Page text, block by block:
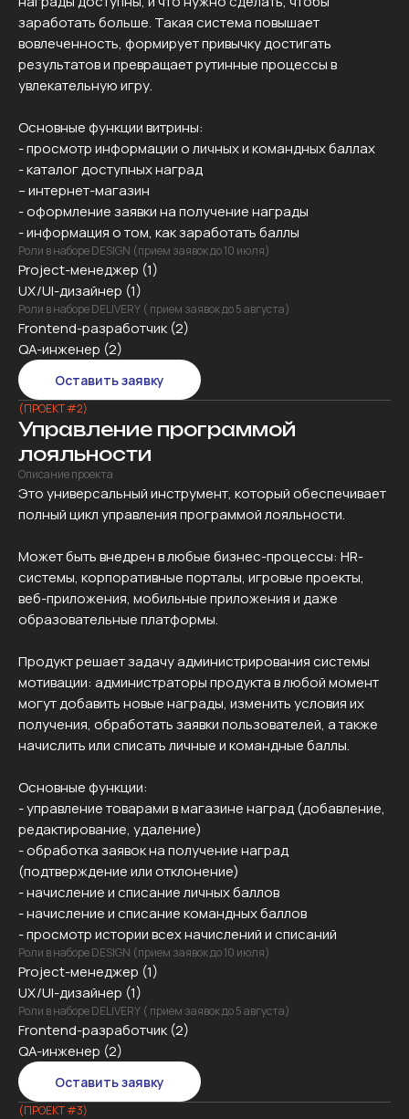
заработать больше. Такая система повышает
вовлеченность, формирует привычку достигать
результатов и превращает рутинные процессы в
увлекательную игру.
Основные функции витрины:
- просмотр информации о личных и командных баллах
- каталог доступных наград
– интернет-магазин
- оформление заявки на получение награды
- информация о том, как заработать баллы
Роли в наборе DESIGN (прием заявок до 10 июля)
Project-менеджер (1)
UX/UI-дизайнер (1)
Роли в наборе DELIVERY ( прием заявок до 5 августа)
Frontend-разработчик (2)
QA-инженер (2)
Оставить заявку
(ПРОЕКТ #2)
Управление программой
лояльности
Описание проекта
Это универсальный инструмент, который обеспечивает
полный цикл управления программой лояльности.
Может быть внедрен в любые бизнес-процессы: HR-
системы, корпоративные порталы, игровые проекты,
веб-приложения, мобильные приложения и даже
образовательные платформы.
Продукт решает задачу администрирования системы
мотивации: администраторы продукта в любой момент
могут добавить новые награды, изменить условия их
получения, обработать заявки пользователей, а также
начислить или списать личные и командные баллы.
Основные функции:
- управление товарами в магазине наград (добавление,
редактирование, удаление)
- обработка заявок на получение наград
(подтверждение или отклонение)
- начисление и списание личных баллов
- начисление и списание командных баллов
- просмотр истории всех начислений и списаний
Роли в наборе DESIGN (прием заявок до 10 июля)
Project-менеджер (1)
UX/UI-дизайнер (1)
Роли в наборе DELIVERY ( прием заявок до 5 августа)
Frontend-разработчик (2)
QA-инженер (2)
Оставить заявку
(ПРОЕКТ #3)